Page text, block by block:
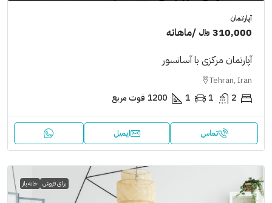
آپارتمان
310,000 ﷼
/ماهانه
آپارتمان مرکزی با آسانسور
Tehran, Iran
2
1
1
1200 فوت مربع
تماس ایمیل
برای فروش خانه باز